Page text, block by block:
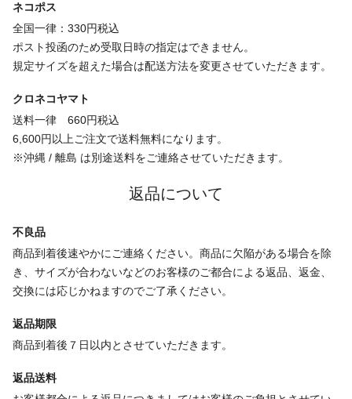
ネコポス
全国一律：330円税込
ポスト投函のため受取日時の指定はできません。
規定サイズを超えた場合は配送方法を変更させていただきます。
クロネコヤマト
送料一律 660円税込
6,600円以上ご注文で送料無料になります。
※沖縄 / 離島 は別途送料をご連絡させていただきます。
返品について
不良品
商品到着後速やかにご連絡ください。商品に欠陥がある場合を除
き、サイズが合わないなどのお客様のご都合による返品、返金、
交換には応じかねますのでご了承ください。
返品期限
商品到着後７日以内とさせていただきます。
返品送料